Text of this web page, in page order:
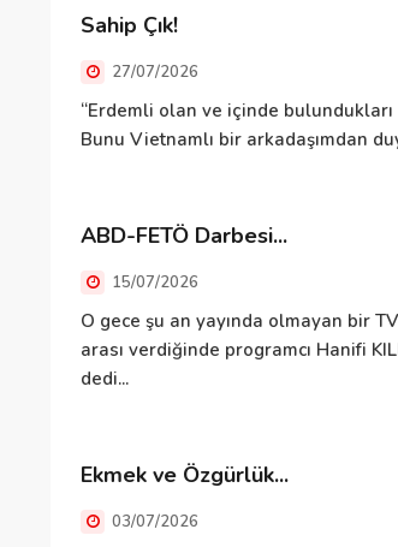
Sahip Çık!
27/07/2026
“Erdemli olan ve içinde
Bunu Vietnamlı bir arkadaşımdan
ABD-FETÖ Darbesi...
15/07/2026
O gece şu an yayında olmayan bir
arası verdiğinde programcı Hanifi
dedi...
Ekmek ve Özgürlük...
03/07/2026